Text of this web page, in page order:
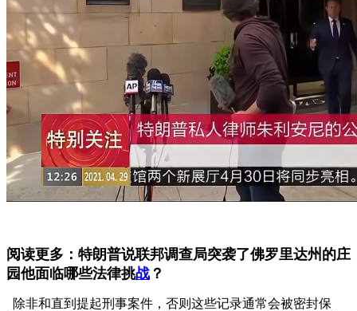
阅读更多：特朗普说联邦调查局突袭了佛罗里达州的庄
园他面临哪些法律挑战 ？
除非和直到提起刑事案件，否则这些记录通常会被密封保